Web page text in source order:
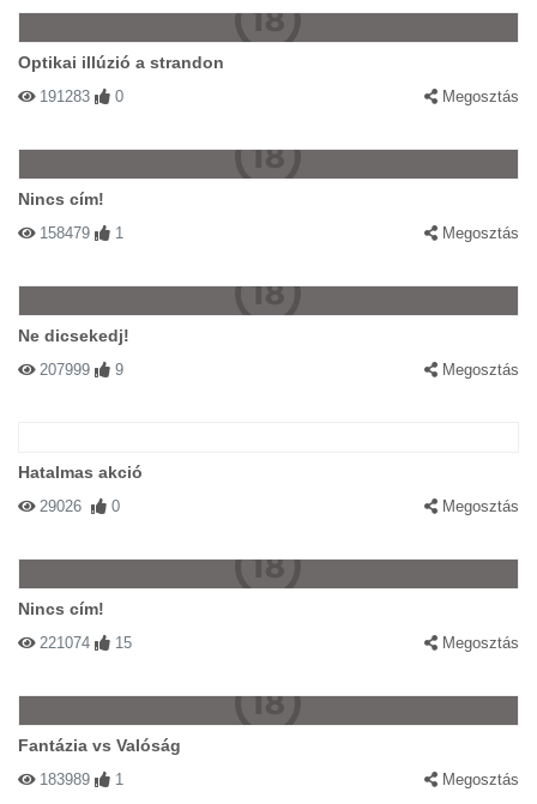
Optikai illúzió a strandon
191283 0 Megosztás
Nincs cím!
158479 1 Megosztás
Ne dicsekedj!
207999 9 Megosztás
Hatalmas akció
29026 0 Megosztás
Nincs cím!
221074 15 Megosztás
Fantázia vs Valóság
183989 1 Megosztás